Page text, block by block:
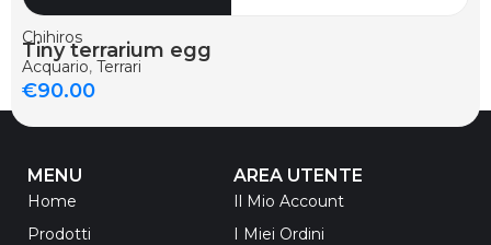
Chihiros
Tiny terrarium egg
Acquario, Terrari
€90.00
MENU
Home
Prodotti
AREA UTENTE
Il Mio Account
I Miei Ordini